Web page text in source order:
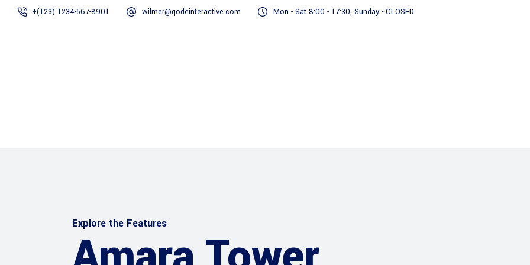
+(123) 1234-567-8901 wilmer@qodeinteractive.com Mon - Sat 8:00 - 17:30, Sunday - CLOSED
Explore the Features